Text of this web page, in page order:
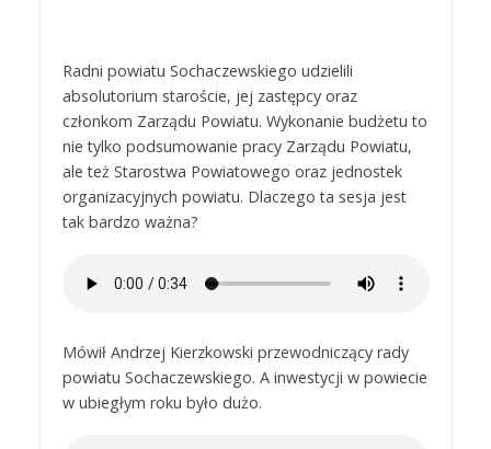
Radni powiatu Sochaczewskiego udzielili
absolutorium staroście, jej zastępcy oraz
członkom Zarządu Powiatu. Wykonanie budżetu to
nie tylko podsumowanie pracy Zarządu Powiatu,
ale też Starostwa Powiatowego oraz jednostek
organizacyjnych powiatu. Dlaczego ta sesja jest
tak bardzo ważna?
Mówił Andrzej Kierzkowski przewodniczący rady
powiatu Sochaczewskiego. A inwestycji w powiecie
w ubiegłym roku było dużo.